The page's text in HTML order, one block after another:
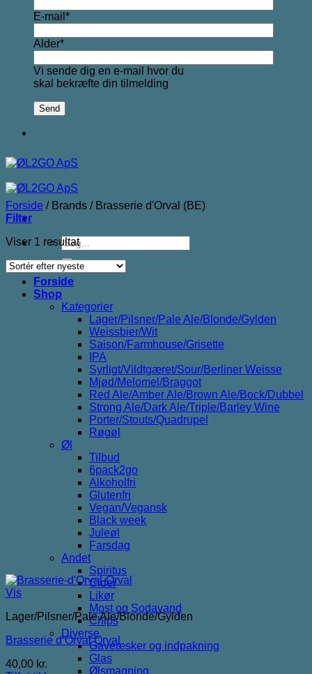
E-mail*
Alder*
Vi sende dig en e-mail hvor du
skal bekræfte din tilmelding
Søg
efter:
Forside
Shop
Kategorier
Lager/Pilsner/Pale Ale/Blonde/Gylden
Weissbier/Wit
Saison/Farmhouse/Grisette
IPA
Syrligt/Vildtgæret/Sour/Berliner Weisse
Mjød/Melomel/Braggot
Red Ale/Amber Ale/Brown Ale/Bock/Dubbel
Strong Ale/Dark Ale/Triple/Barley Wine
Porter/Stouts/Quadrupel
Røgøl
Øl
Tilbud
6pack2go
Alkoholfri
Glutenfri
Vegan/Vegansk
Black week
Juleøl
Farsdag
Andet
Spiritus
Cider
Likør
Most og Sodavand
Chips
Diverse
Gaveæsker og indpakning
Glas
Ølsmagning
Forside /Brands /Brasserie d'Orval (BE)
Filter
Viser 1 resultat
Vis
Lager/Pilsner/Pale Ale/Blonde/Gylden
Brasserie d’Orval Orval
40,00 kr.